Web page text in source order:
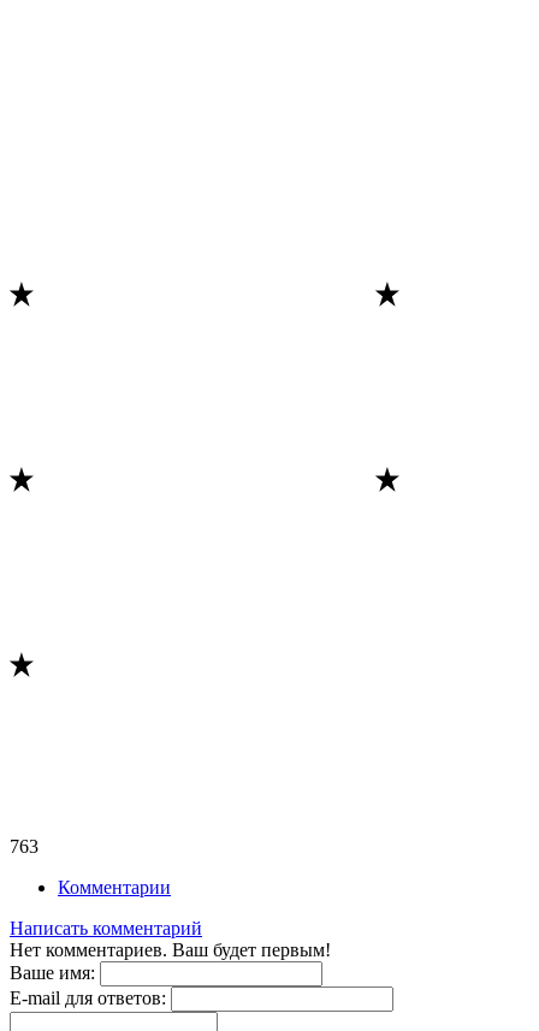
763
Комментарии
Написать комментарий
Нет комментариев. Ваш будет первым!
Ваше имя:
E-mail для ответов: